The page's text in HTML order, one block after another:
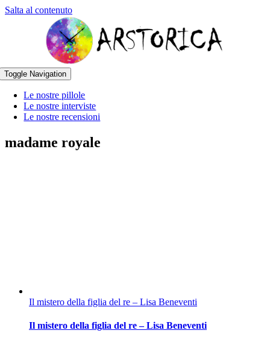
Salta al contenuto
Toggle Navigation
Le nostre pillole
Le nostre interviste
Le nostre recensioni
madame royale
Il mistero della figlia del re – Lisa Beneventi
Il mistero della figlia del re – Lisa Beneventi